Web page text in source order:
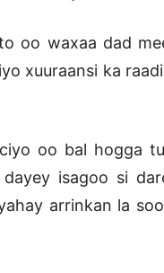
oo waxaa dad
xuuraansi ka
oo bal hogga
isagoo si
arrinkan la